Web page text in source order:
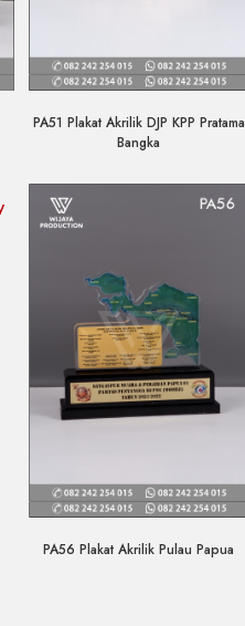
Quick View
PA51 Plakat Akrilik DJP KPP Pratama
Bangka
Quick View
PA56 Plakat Akrilik Pulau Papua